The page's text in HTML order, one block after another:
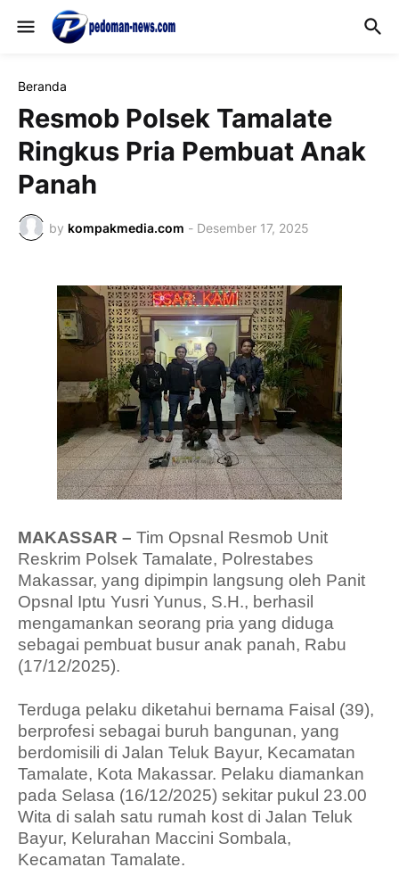
Beranda
Resmob Polsek Tamalate
Ringkus Pria Pembuat Anak
Panah
by kompakmedia.com - Desember 17, 2025
MAKASSAR – Tim Opsnal Resmob Unit
Reskrim Polsek Tamalate, Polrestabes
Makassar, yang dipimpin langsung oleh Panit
Opsnal Iptu Yusri Yunus, S.H., berhasil
mengamankan seorang pria yang diduga
sebagai pembuat busur anak panah, Rabu
(17/12/2025).
Terduga pelaku diketahui bernama Faisal (39),
berprofesi sebagai buruh bangunan, yang
berdomisili di Jalan Teluk Bayur, Kecamatan
Tamalate, Kota Makassar. Pelaku diamankan
pada Selasa (16/12/2025) sekitar pukul 23.00
Wita di salah satu rumah kost di Jalan Teluk
Bayur, Kelurahan Maccini Sombala,
Kecamatan Tamalate.